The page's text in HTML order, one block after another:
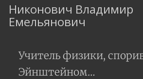
Никонович Владимир
Емельянович
Учитель физики,
Эйнштейном…